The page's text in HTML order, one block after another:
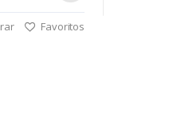
Favoritos